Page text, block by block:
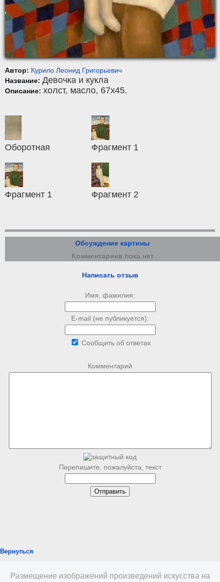
Автор: Курило Леонид Григорьевич
Название: Девочка и кукла
Описание: холст, масло, 67x45.
Оборотная Фрагмент 1
Фрагмент 1 Фрагмент 2
Обсуждение картины
Комментариев пока нет
Написать отзыв
Имя, фамилия:
E-mail (не публикуется):
Сообщить об ответах
Комментарий
Перепишите, пожалуйста, текст
Вернуться
Размещение изображений произведений искусства на